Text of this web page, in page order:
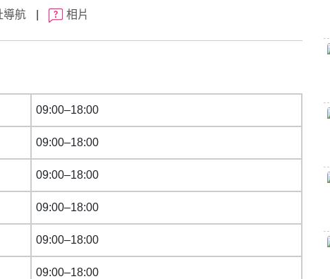
導航 相片
09:00–18:00
09:00–18:00
09:00–18:00
09:00–18:00
09:00–18:00
09:00–18:00